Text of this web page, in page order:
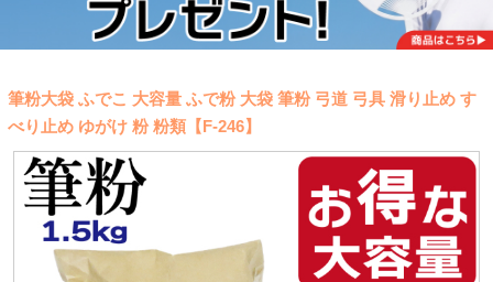
筆粉大袋 ふでこ 大容量 ふで粉 大袋 筆粉 弓道 弓具 滑り止め す
べり止め ゆがけ 粉 粉類【F-246】